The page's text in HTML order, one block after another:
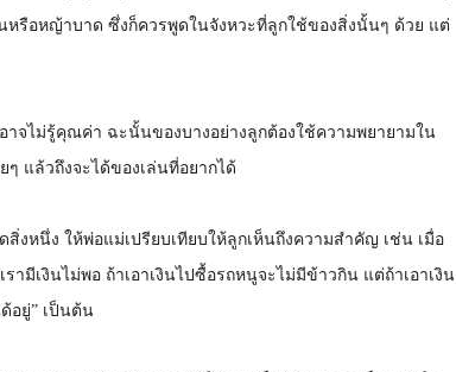
หรือหญ้าบาด ซึ่งก็ควรพูดในจังหวะที่ลูกใช้ของสิ่งนั้นๆ ด้วย แต่
อาจไม่รู้คุณค่า ฉะนั้นของบางอย่างลูกต้องใช้ความพยายามใน
แล้วถึงจะได้ของเล่นที่อยากได้
สิ่งหนึ่ง ให้พ่อแม่เปรียบเทียบให้ลูกเห็นถึงความสำคัญ เช่น เมื่อ
ามีเงินไม่พอ ถ้าเอาเงินไปซื้อรถหนูจะไม่มีข้าวกิน แต่ถ้าเอาเงิน
อยู่” เป็นต้น